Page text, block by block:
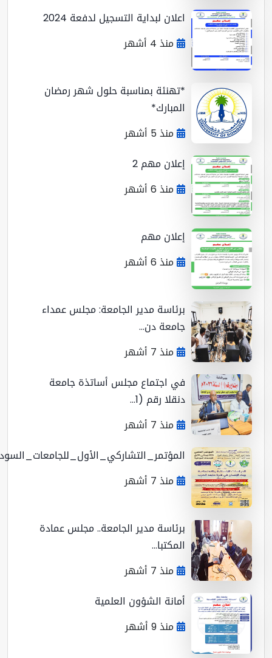
اعلان لبداية التسجيل لدفعة 2024
منذ 4 أشهر
*تهنئة بمناسبة حلول شهر رمضان
المبارك*
منذ 5 أشهر
إعلان مهم 2
منذ 6 أشهر
إعلان مهم
منذ 6 أشهر
برئاسة مدير الجامعة: مجلس عمداء
جامعة دن...
منذ 7 أشهر
في اجتماع مجلس أساتذة جامعة
دنقلا رقم (1...
منذ 7 أشهر
المؤتمر_التشاركي_الأول_للجامعات_السوداني...
منذ 7 أشهر
برئاسة مدير الجامعة.. مجلس عمادة
المكتبا...
منذ 7 أشهر
أمانة الشؤون العلمية
منذ 9 أشهر